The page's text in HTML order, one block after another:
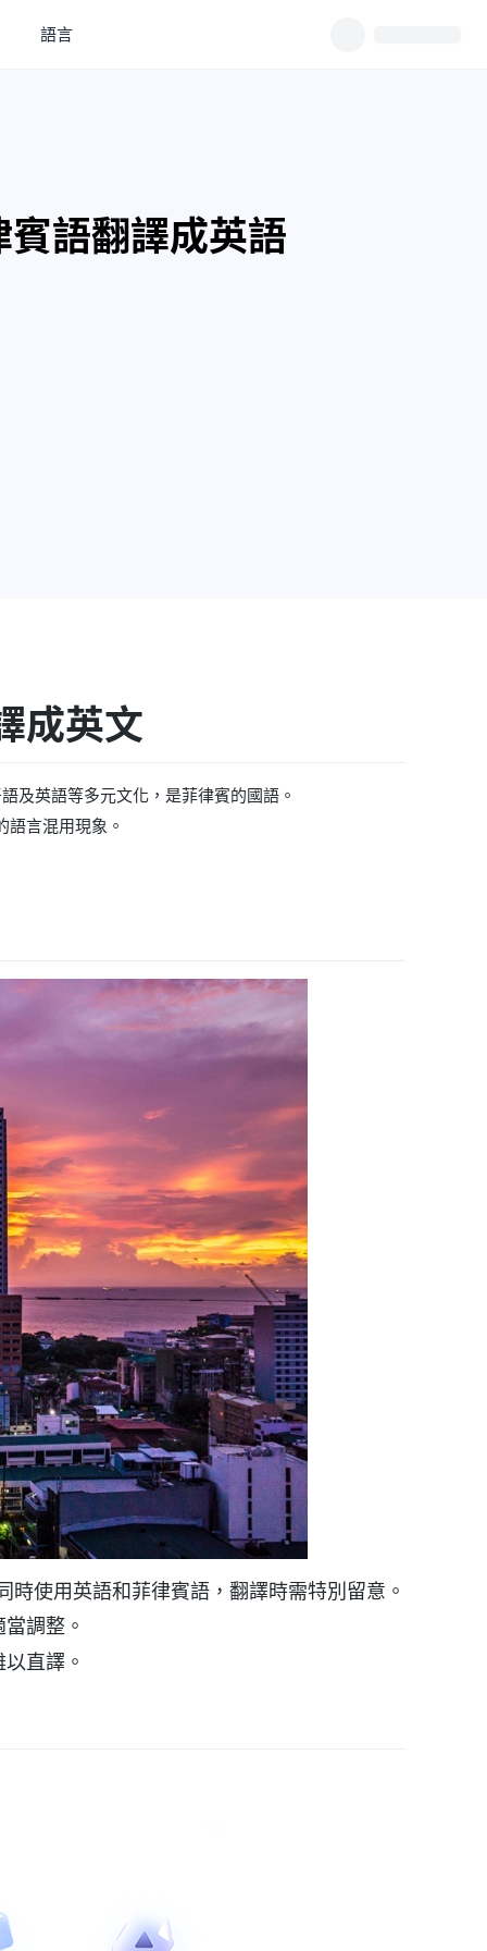
語言
語翻譯成英語
成英文
及英語等多元文化，是菲律賓的國語。
言混用現象。
時使用英語和菲律賓語，翻譯時需特別留意。
調整。
直譯。